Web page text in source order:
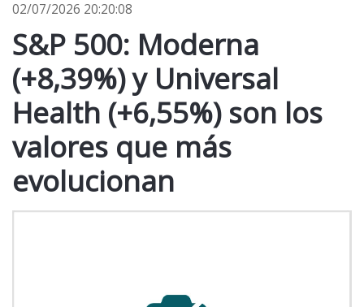
02/07/2026 20:20:08
S&P 500: Moderna
(+8,39%) y Universal
Health (+6,55%) son los
valores que más
evolucionan